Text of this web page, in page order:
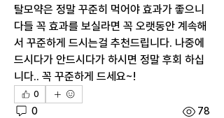
탈모약은 정말 꾸준히 먹어야 효과가 좋으니
다들 꼭 효과를 보실라면 꼭 오랫동안 계속해
서 꾸준하게 드시는걸 추천드립니다. 나중에
드시다가 안드시다가 하시면 정말 후회 하십
니다.. 꼭 꾸준하게 드세요~!
0
0 78